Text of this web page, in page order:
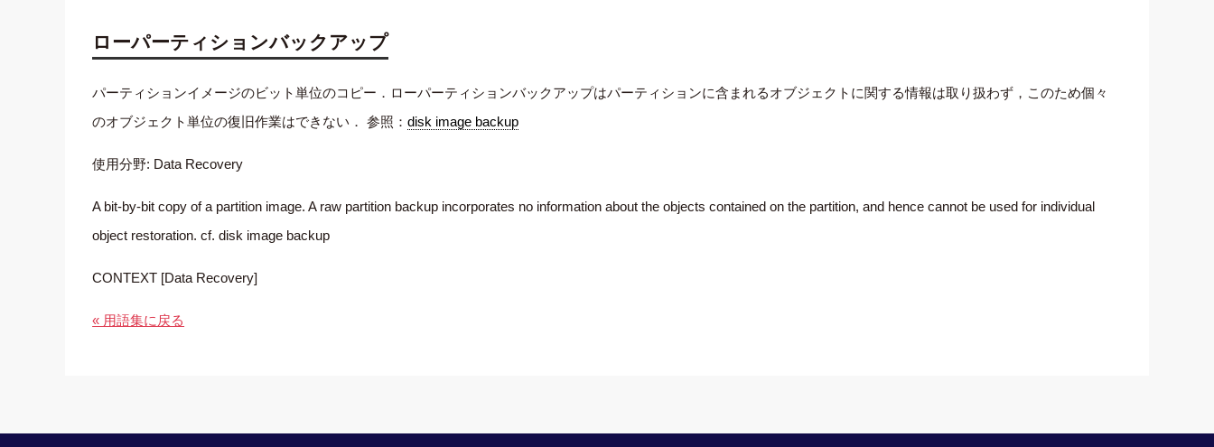
ローパーティションバックアップ
パーティションイメージのビット単位のコピー．ローパーティションバックアップはパーティションに含まれるオブジェクトに関する情報は取り扱わず，このため個々
のオブジェクト単位の復旧作業はできない． 参照：disk image backup
使用分野: Data Recovery
A bit-by-bit copy of a partition image. A raw partition backup incorporates no information about the objects contained on the partition, and hence cannot be used for individual
object restoration. cf. disk image backup
CONTEXT [Data Recovery]
« 用語集に戻る